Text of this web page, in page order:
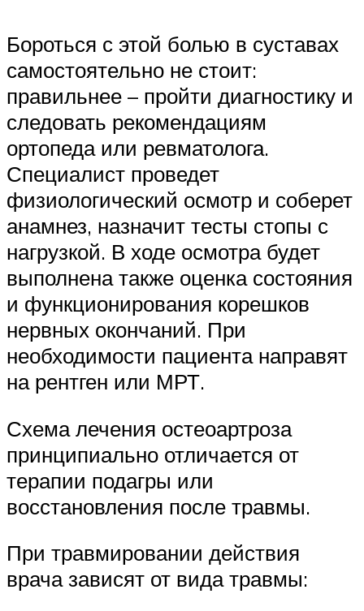
Бороться с этой болью в суставах
самостоятельно не стоит:
правильнее – пройти диагностику и
следовать рекомендациям
ортопеда или ревматолога.
Специалист проведет
физиологический осмотр и соберет
анамнез, назначит тесты стопы с
нагрузкой. В ходе осмотра будет
выполнена также оценка состояния
и функционирования корешков
нервных окончаний. При
необходимости пациента направят
на рентген или МРТ.
Схема лечения остеоартроза
принципиально отличается от
терапии подагры или
восстановления после травмы.
При травмировании действия
врача зависят от вида травмы: